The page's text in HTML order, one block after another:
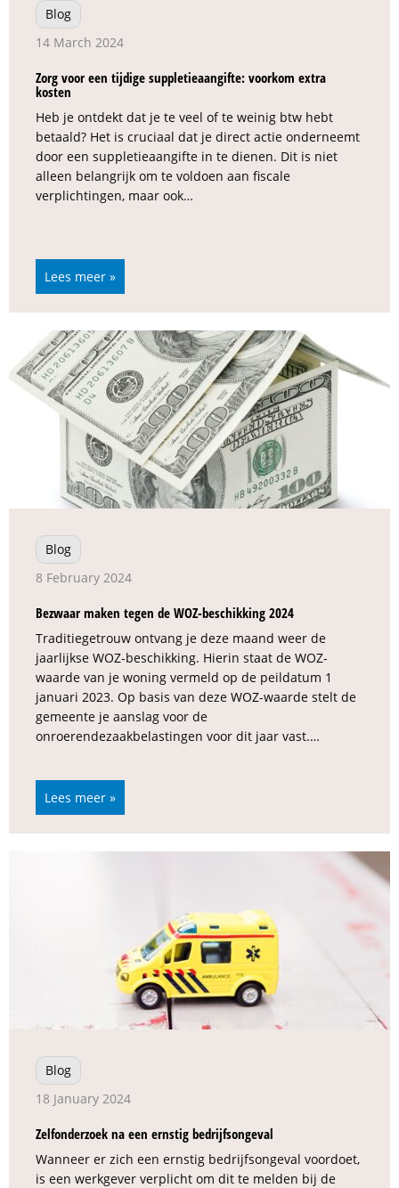
Blog
14 March 2024
Zorg voor een tijdige suppletieaangifte: voorkom extra
kosten
Heb je ontdekt dat je te veel of te weinig btw hebt
betaald? Het is cruciaal dat je direct actie onderneemt
door een suppletieaangifte in te dienen. Dit is niet
alleen belangrijk om te voldoen aan fiscale
verplichtingen, maar ook…
Lees meer »
Blog
8 February 2024
Bezwaar maken tegen de WOZ-beschikking 2024
Traditiegetrouw ontvang je deze maand weer de
jaarlijkse WOZ-beschikking. Hierin staat de WOZ-
waarde van je woning vermeld op de peildatum 1
januari 2023. Op basis van deze WOZ-waarde stelt de
gemeente je aanslag voor de
onroerendezaakbelastingen voor dit jaar vast.…
Lees meer »
Blog
18 January 2024
Zelfonderzoek na een ernstig bedrijfsongeval
Wanneer er zich een ernstig bedrijfsongeval voordoet,
is een werkgever verplicht om dit te melden bij de